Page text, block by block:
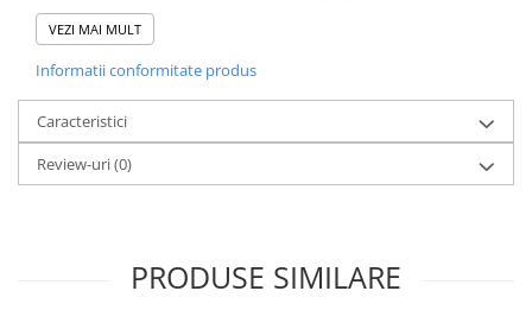
prescolari va recomandam desene
precum Mickey si Minnie, Elsa si
Regatul de Gheață, Hello Kitty,
masinutele Cars, covorasele tip
traseu/sosea, Winnie the pooh, in timp
spiderman, cele cu forme geometrice
VEZI MAI MULT
Informatii conformitate produs
Caracteristici
Review-uri(0)
PRODUSE SIMILARE